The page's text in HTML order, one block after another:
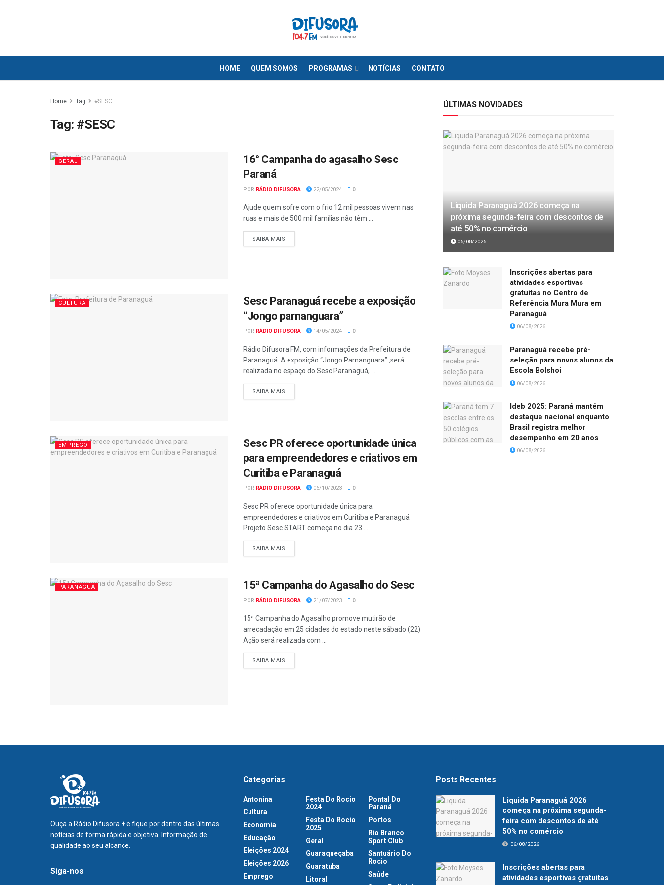
HOME QUEM SOMOS PROGRAMAS NOTÍCIAS CONTATO
Home Tag #SESC
Tag: #SESC
GERAL
16° Campanha do agasalho Sesc
Paraná
POR RÁDIO DIFUSORA 22/05/2024 0
Ajude quem sofre com o frio 12 mil pessoas vivem nas
ruas e mais de 500 mil famílias não têm ...
SAIBA MAIS
CULTURA
Sesc Paranaguá recebe a exposição
“Jongo parnanguara”
POR RÁDIO DIFUSORA 14/05/2024 0
Rádio Difusora FM, com informações da Prefeitura de
Paranaguá A exposição “Jongo Parnanguara” ,será
realizada no espaço do Sesc Paranaguá, ...
SAIBA MAIS
EMPREGO
Sesc PR oferece oportunidade única
para empreendedores e criativos em
Curitiba e Paranaguá
POR RÁDIO DIFUSORA 06/10/2023 0
Sesc PR oferece oportunidade única para
empreendedores e criativos em Curitiba e Paranaguá
Projeto Sesc START começa no dia 23 ...
SAIBA MAIS
PARANAGUÁ 15ª Campanha do Agasalho do Sesc
POR RÁDIO DIFUSORA 21/07/2023 0
15ª Campanha do Agasalho promove mutirão de
arrecadação em 25 cidades do estado neste sábado (22)
Ação será realizada com ...
SAIBA MAIS
ÚLTIMAS NOVIDADES
Liquida Paranaguá 2026 começa na
próxima segunda-feira com descontos de
até 50% no comércio
06/08/2026
Inscrições abertas para
atividades esportivas
gratuitas no Centro de
Referência Mura Mura em
Paranaguá
06/08/2026
Paranaguá recebe pré-
seleção para novos alunos da
Escola Bolshoi
06/08/2026
Ideb 2025: Paraná mantém
destaque nacional enquanto
Brasil registra melhor
desempenho em 20 anos
06/08/2026
Ouça a Rádio Difusora + e fique por dentro das últimas
notícias de forma rápida e objetiva. Informação de
qualidade ao seu alcance.
Siga-nos
Categorias
Antonina
Cultura
Economia
Educação
Eleições 2024
Eleições 2026
Emprego
Festa Do Rocio
2024
Festa Do Rocio
2025
Geral
Guaraqueçaba
Guaratuba
Litoral
Pontal Do
Paraná
Portos
Rio Branco
Sport Club
Santuário Do
Rocio
Saúde
Posts Recentes
Liquida Paranaguá 2026
começa na próxima segunda-
feira com descontos de até
50% no comércio
06/08/2026
Inscrições abertas para
atividades esportivas gratuitas